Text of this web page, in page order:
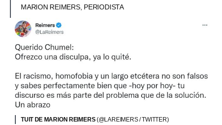
MARION REIMERS, PERIODISTA
TUIT DE MARION REIMERS(@LAREIMERS / TWITTER)